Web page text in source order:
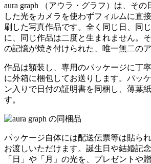
aura graph （アウラ・グラフ）は、そ
した光をカメラを使わずフィルムに直
刷した写真作品です。全く同じ日、同
に、同じ作品は二度と生まれません。
の記憶が焼き付けられた、唯一無二のア
作品は額装し、専用のパッケージに丁
に外箱に梱包してお送りします。パッ
ン入りで日付の証明書を同梱し、薄葉
す。
パッケージ自体には配送伝票等は貼ら
お渡しいただけます。誕生日や結婚記
「日」や「月」の光を、プレゼントや